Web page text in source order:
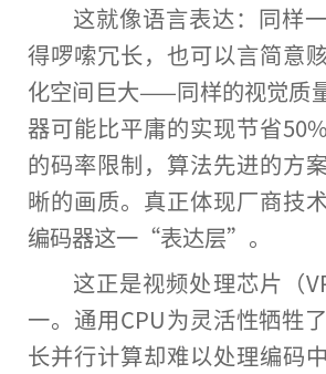
这就像语言表达：同样
得啰嗦冗长，也可以言简意
化空间巨大——同样的视觉质
器可能比平庸的实现节省
的码率限制，算法先进的方
晰的画质。真正体现厂商技
编码器这一“表达层”。
这正是视频处理芯片（
一。通用CPU为灵活性牺牲
长并行计算却难以处理编码